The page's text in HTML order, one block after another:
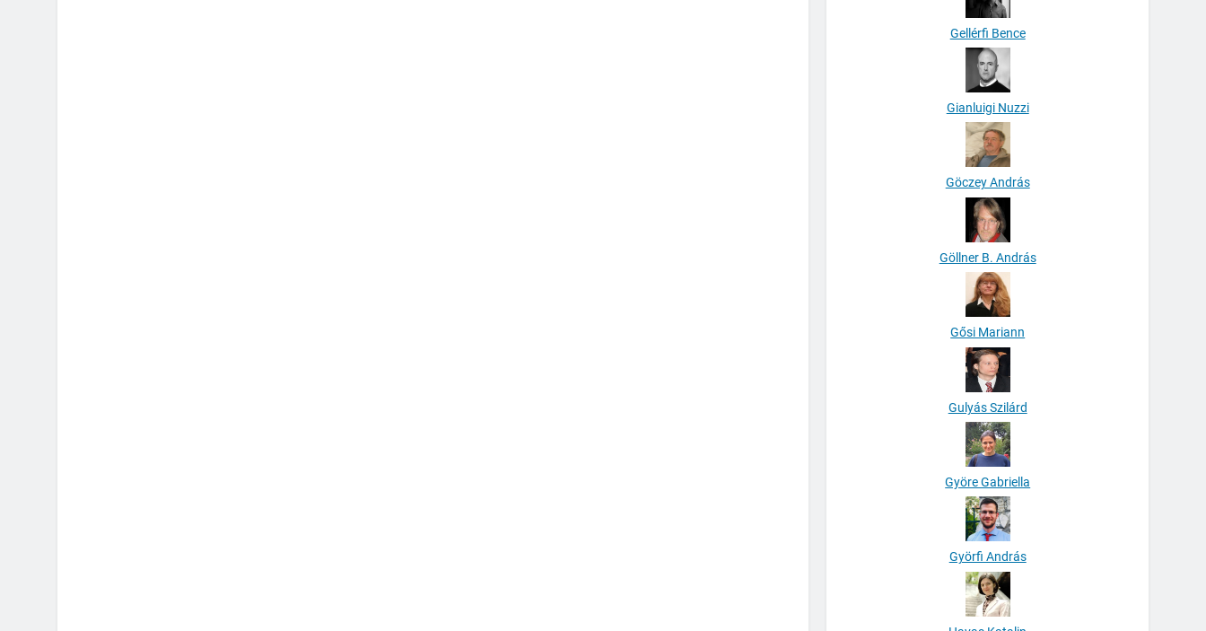
Gellérfi Bence
Gianluigi Nuzzi
Göczey András
Göllner B. András
Gősi Mariann
Gulyás Szilárd
Györe Gabriella
Györfi András